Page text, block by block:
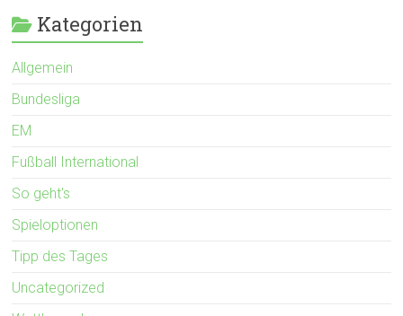
Kategorien
Allgemein
Bundesliga
EM
Fußball International
So geht's
Spieloptionen
Tipp des Tages
Uncategorized